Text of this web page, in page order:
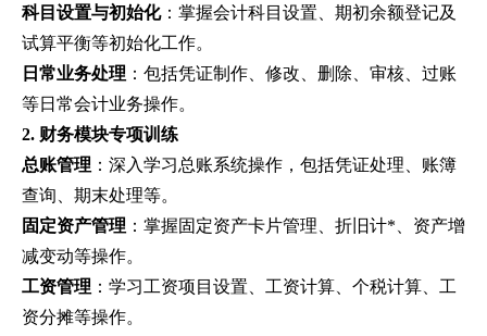
科目设置与初始化：掌握会计科目设置、期初余额登记及
试算平衡等初始化工作。
日常业务处理 ：包括凭证制作、修改、删除、审核、过账
等日常会计业务操作。
2. 财务模块专项训练
总账管理 ：深入学习总账系统操作，包括凭证处理、账簿
查询、期末处理等。
固定资产管理 ：掌握固定资产卡片管理、折旧计*、资产增
减变动等操作。
工资管理 ：学习工资项目设置、工资计算、个税计算、工
资分摊等操作。